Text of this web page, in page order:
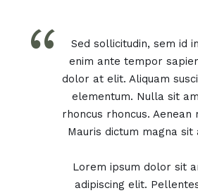
“
Sed sollicitudin, sem id
enim ante tempor
dolor at elit. Aliquam
elementum. Nulla sit
rhoncus rhoncus.
Mauris dictum magna
Lorem ipsum dolor sit
adipiscing elit.